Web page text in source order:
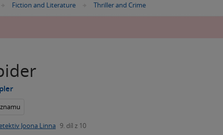
»Fiction and Literature »
Thriller and Crime
Joona Linna 9. díl z 10